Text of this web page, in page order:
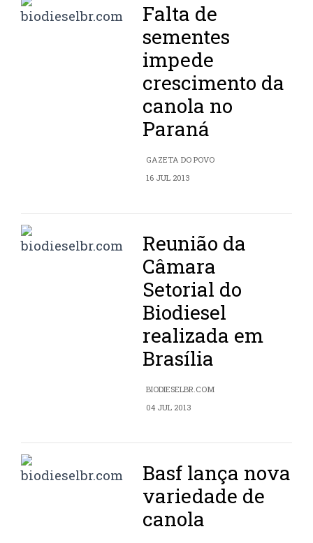
Falta de
sementes
impede
crescimento da
canola no
Paraná
GAZETA DO POVO
16 JUL 2013
Reunião da
Câmara
Setorial do
Biodiesel
realizada em
Brasília
BIODIESELBR.COM
04 JUL 2013
Basf lança nova
variedade de
canola